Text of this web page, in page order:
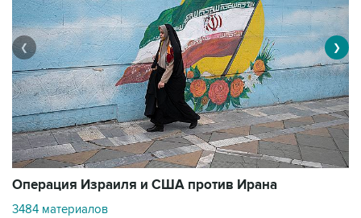
Операция Израиля и США против Ирана
3484 материалов
❮ ❯